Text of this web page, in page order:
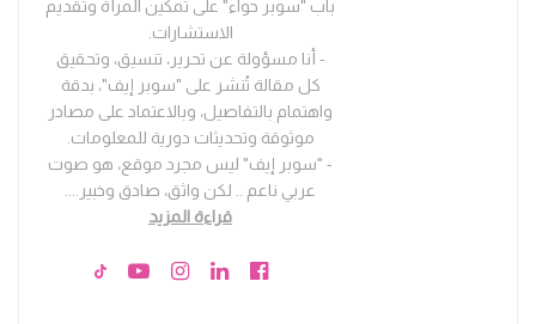
باب "سوبر حواء" على تمكين المرأة وتقديم
الاستشارات.
- أنا مسؤولة عن تحرير، تنسيق، وتحقيق
كل مقالة تُنشر على "سوبر إيف"، بدقة
واهتمام بالتفاصيل، وبالاعتماد على مصادر
موثوقة وتحديثات دورية للمعلومات.
- "سوبر إيف" ليس مجرد موقع، هو صوت
عربي ناعم .. لكن واثق، صادق وخبير....
قراءة المزيد